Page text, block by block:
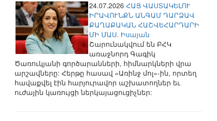
24.07.2026 ՀԱՑ ՎԱՍՏԱԿԵԼՈՒ
ԻՐԱՎՈՒՆՔՆ ԱՆԳԱՄ ԴԱՐՁԱՎ
ՔԱՂԱՔԱԿԱՆ ՀԱՇՎԵՀԱՐԴԱՐԻ
ՄԻ ՄԱՍ. Իսայան
Շարունակվում են ԲՀԿ
առաջնորդ Գագիկ
Ծառուկյանի գործարանների, հիմնարկների վրա
արշավները: Հերթը հասավ «Առինջ մոլ»-ին, որտեղ
հավաքվել էին հարյուրավոր աշխատողներ եւ
ուժային կառույցի ներկայացուցիչներ: